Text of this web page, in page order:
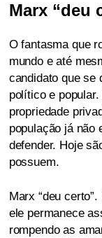
Marx “deu
O fantasma que
mundo e até
candidato que se
político e
propriedade
população já não
defender. Hoje
possuem.
Marx “deu
ele permanece
rompendo as